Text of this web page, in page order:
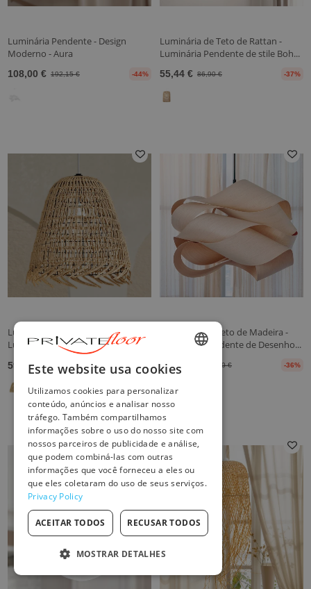
Luminária Pendente - Design
Moderno - Aura
108,00 € 192,15 € -44%
Luminária de Teto de Rattan -
Luminária Pendente de stile Boh...
55,44 € 86,90 € -37%
Luminária de Teto de Vime -
Luminária Pendente stile Boho B...
59,98 € 47,90 € --25%
Luminária de Teto de Madeira -
Luminária Pendente de Desenho...
148,00 € 229,90 € -36%
ENGLISH
FRENCH
GERMAN
ITALIAN
PORTUGUESE
Este website usa cookies
Utilizamos cookies para personalizar
conteúdo, anúncios e analisar nosso
tráfego. Também compartilhamos
informações sobre o uso do nosso site com
nossos parceiros de publicidade e análise,
que podem combiná-las com outras
informações que você forneceu a eles ou
que eles coletaram do uso de seus serviços.
Privacy Policy
ACEITAR TODOS RECUSAR TODOS
MOSTRAR DETALHES
ESTRITAMENTE NECESSÁRIOS